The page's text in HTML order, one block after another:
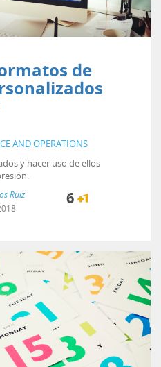
de
AND OPERATIONS
y hacer uso de ellos
Ruiz
6